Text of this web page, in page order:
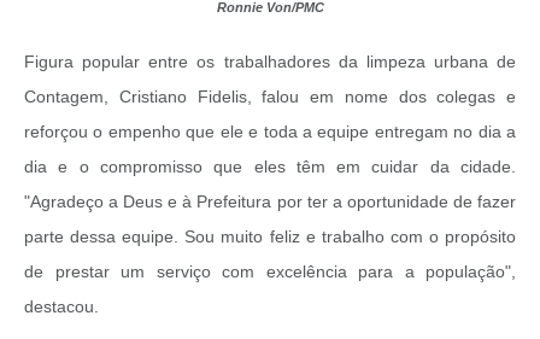
Ronnie Von/PMC
Figura popular entre os trabalhadores da limpeza urbana de
Contagem, Cristiano Fidelis, falou em nome dos colegas e
reforçou o empenho que ele e toda a equipe entregam no dia a
dia e o compromisso que eles têm em cuidar da cidade.
"Agradeço a Deus e à Prefeitura por ter a oportunidade de fazer
parte dessa equipe. Sou muito feliz e trabalho com o propósito
de prestar um serviço com excelência para a população",
destacou.